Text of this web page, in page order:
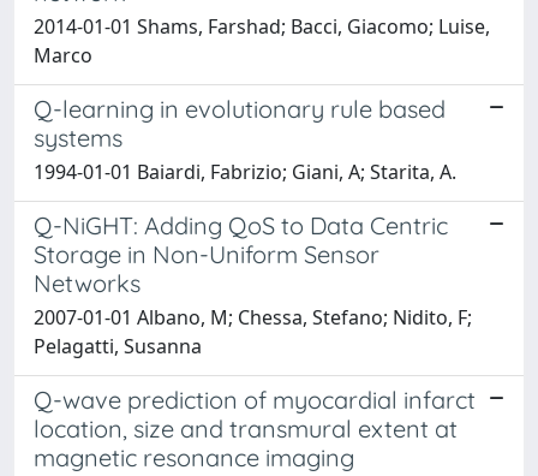
2014-01-01 Shams, Farshad; Bacci, Giacomo; Luise,
Marco
Q-learning in evolutionary rule based
systems
1994-01-01 Baiardi, Fabrizio; Giani, A; Starita, A.
Q-NiGHT: Adding QoS to Data Centric
Storage in Non-Uniform Sensor
Networks
2007-01-01 Albano, M; Chessa, Stefano; Nidito, F;
Pelagatti, Susanna
Q-wave prediction of myocardial infarct
location, size and transmural extent at
magnetic resonance imaging